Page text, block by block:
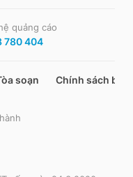
quảng cáo
780 404
soạn Chính sách bảo